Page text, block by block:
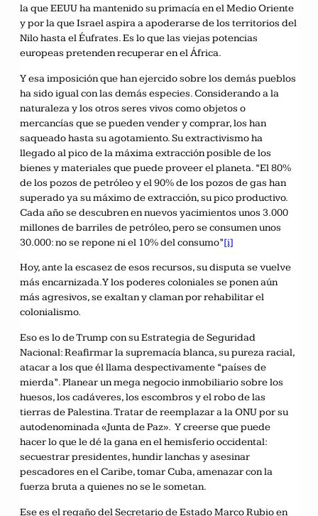
la que EEUU ha mantenido su primacía en el Medio Oriente
y por la que Israel aspira a apoderarse de los territorios del
Nilo hasta el Éufrates. Es lo que las viejas potencias
europeas pretenden recuperar en el África.
Y esa imposición que han ejercido sobre los demás pueblos
ha sido igual con las demás especies. Considerando a la
naturaleza y los otros seres vivos como objetos o
mercancías que se pueden vender y comprar, los han
saqueado hasta su agotamiento. Su extractivismo ha
llegado al pico de la máxima extracción posible de los
bienes y materiales que puede proveer el planeta. “El 80%
de los pozos de petróleo y el 90% de los pozos de gas han
superado ya su máximo de extracción, su pico productivo.
Cada año se descubren en nuevos yacimientos unos 3.000
millones de barriles de petróleo, pero se consumen unos
30.000: no se repone ni el 10% del consumo”[i]
Hoy, ante la escasez de esos recursos, su disputa se vuelve
más encarnizada. Y los poderes coloniales se ponen aún
más agresivos, se exaltan y claman por rehabilitar el
colonialismo.
Eso es lo de Trump con su Estrategia de Seguridad
Nacional: Reafirmar la supremacía blanca, su pureza racial,
atacar a los que él llama despectivamente “países de
mierda”. Planear un mega negocio inmobiliario sobre los
huesos, los cadáveres, los escombros y el robo de las
tierras de Palestina. Tratar de reemplazar a la ONU por su
autodenominada «Junta de Paz». Y creerse que puede
hacer lo que le dé la gana en el hemisferio occidental:
secuestrar presidentes, hundir lanchas y asesinar
pescadores en el Caribe, tomar Cuba, amenazar con la
fuerza bruta a quienes no se le sometan.
Ese es el regaño del Secretario de Estado Marco Rubio en